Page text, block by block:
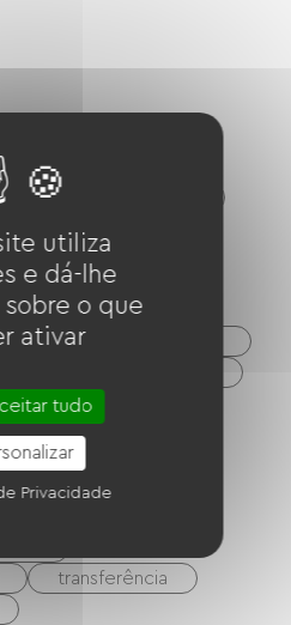
cuisinière
TNT
transferência
utiliza
e dá-lhe
o que
ativar
tudo
Privacidade